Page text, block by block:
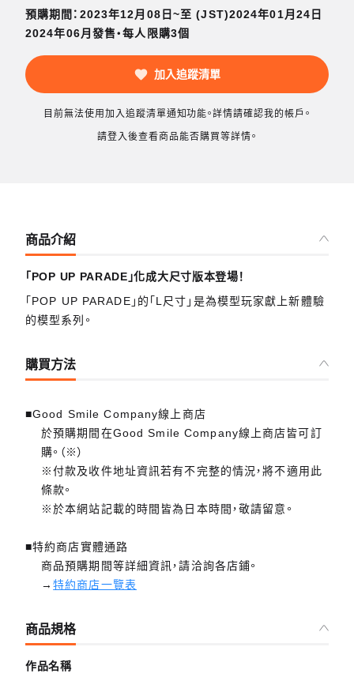
預購期間：2023年12月08日~至 (JST)2024年01月24日
2024年06月發售・每人限購3個
加入追蹤清單
目前無法使用加入追蹤清單通知功能。詳情請確認我的帳戶。
請登入後查看商品能否購買等詳情。
商品介紹
「POP UP PARADE」化成大尺寸版本登場！
「POP UP PARADE」的「L尺寸」是為模型玩家獻上新體驗
的模型系列。
購買方法
■Good Smile Company線上商店
於預購期間在Good Smile Company線上商店皆可訂
購。（※）
※付款及收件地址資訊若有不完整的情況，將不適用此
條款。
※於本網站記載的時間皆為日本時間，敬請留意。
■特約商店實體通路
商品預購期間等詳細資訊，請洽詢各店鋪。
→特約商店一覽表
商品規格
作品名稱